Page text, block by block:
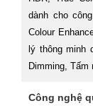
dành cho
Colour
lý thông minh
Dimming, Tấm
Công nghệ